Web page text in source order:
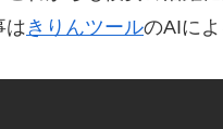
は きりんツールのAIに